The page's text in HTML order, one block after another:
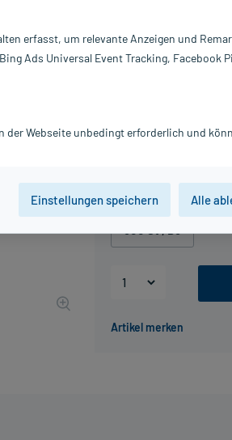
80 St, D6 80
500 St, D6
Hersteller:
erfasst, um relevante Anzeigen und
Ads Universal Event Tracking, Facebook
der Webseite unbedingt erforderlich und
Einstellungen speichern Alle